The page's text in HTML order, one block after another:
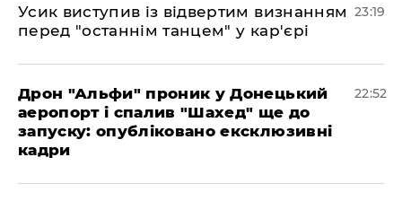
​Усик виступив із відвертим визнанням
перед "останнім танцем" у кар'єрі
23:19
​Дрон "Альфи" проник у Донецький
аеропорт і спалив "Шахед" ще до
запуску: опубліковано ексклюзивні
кадри
22:52